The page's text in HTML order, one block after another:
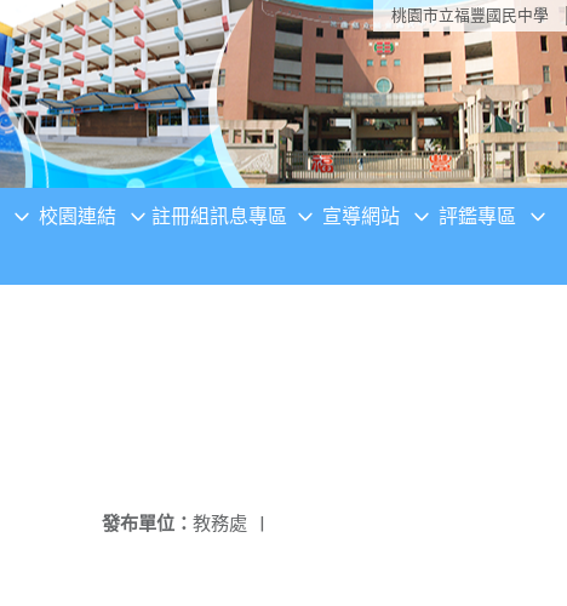
桃園市立福豐國民中學
校園連結 註冊組訊息專區 宣導網站 評鑑專區
發布單位： 教務處 |